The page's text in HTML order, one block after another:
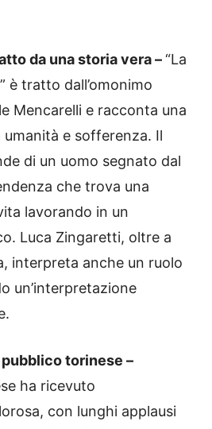
da una storia vera –“La
è tratto dall’omonimo
Mencarelli e racconta una
e sofferenza. Il
di un uomo segnato dal
che trova una
lavorando in un
Luca Zingaretti, oltre a
interpreta anche un ruolo
un’interpretazione
pubblico torinese –
ha ricevuto
con lunghi applausi